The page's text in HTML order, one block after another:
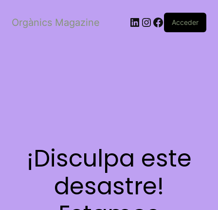
Orgànics Magazine LinkedIn
Instagram
Facebook
Acceder
¡Disculpa este
desastre!